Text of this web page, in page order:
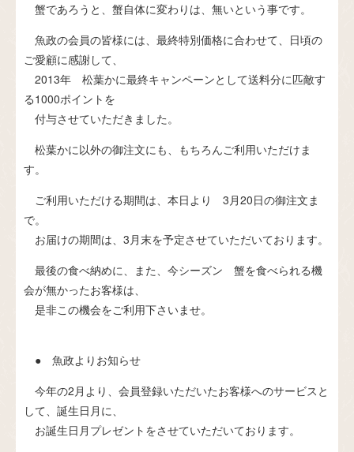
蟹であろうと、蟹自体に変わりは、無いという事です。
魚政の会員の皆様には、最終特別価格に合わせて、日頃の
ご愛顧に感謝して、
2013年 松葉かに最終キャンペーンとして送料分に匹敵す
る1000ポイントを
付与させていただきました。
松葉かに以外の御注文にも、もちろんご利用いただけま
す。
ご利用いただける期間は、本日より 3月20日の御注文ま
で。
お届けの期間は、3月末を予定させていただいております。
最後の食べ納めに、また、今シーズン 蟹を食べられる機
会が無かったお客様は、
是非この機会をご利用下さいませ。
● 魚政よりお知らせ
今年の2月より、会員登録いただいたお客様へのサービスと
して、誕生日月に、
お誕生日月プレゼントをさせていただいております。